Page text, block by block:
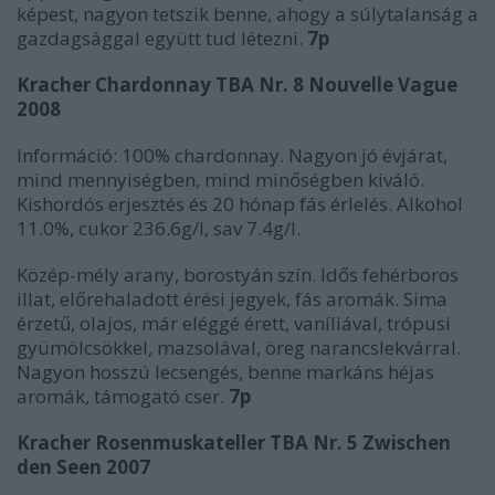
képest, nagyon tetszik benne, ahogy a súlytalanság a
gazdagsággal együtt tud létezni. 7p
Kracher Chardonnay TBA Nr. 8 Nouvelle Vague
2008
Információ: 100% chardonnay. Nagyon jó évjárat,
mind mennyiségben, mind minőségben kiváló.
Kishordós erjesztés és 20 hónap fás érlelés. Alkohol
11.0%, cukor 236.6g/l, sav 7.4g/l.
Közép-mély arany, borostyán szín. Idős fehérboros
illat, előrehaladott érési jegyek, fás aromák. Sima
érzetű, olajos, már eléggé érett, vaníliával, trópusi
gyümölcsökkel, mazsolával, öreg narancslekvárral.
Nagyon hosszú lecsengés, benne markáns héjas
aromák, támogató cser. 7p
Kracher Rosenmuskateller TBA Nr. 5 Zwischen
den Seen 2007